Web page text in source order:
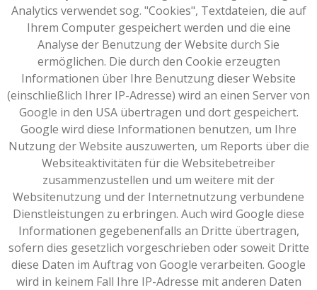
Analytics verwendet sog. "Cookies", Textdateien, die auf
Ihrem Computer gespeichert werden und die eine
Analyse der Benutzung der Website durch Sie
ermöglichen. Die durch den Cookie erzeugten
Informationen über Ihre Benutzung dieser Website
(einschließlich Ihrer IP-Adresse) wird an einen Server von
Google in den USA übertragen und dort gespeichert.
Google wird diese Informationen benutzen, um Ihre
Nutzung der Website auszuwerten, um Reports über die
Websiteaktivitäten für die Websitebetreiber
zusammenzustellen und um weitere mit der
Websitenutzung und der Internetnutzung verbundene
Dienstleistungen zu erbringen. Auch wird Google diese
Informationen gegebenenfalls an Dritte übertragen,
sofern dies gesetzlich vorgeschrieben oder soweit Dritte
diese Daten im Auftrag von Google verarbeiten. Google
wird in keinem Fall Ihre IP-Adresse mit anderen Daten